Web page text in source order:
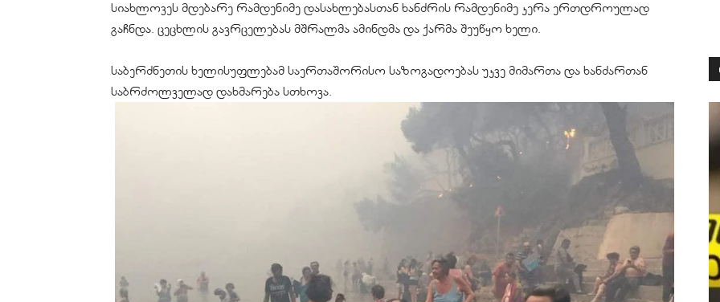
სიახლოვეს მდებარე რამდენიმე დასახლებასთან ხანძრის რამდენიმე კერა ერთდროულად
გაჩნდა. ცეცხლის გავრცელებას მშრალმა ამინდმა და ქარმა შეუწყო ხელი.
საბერძნეთის ხელისუფლებამ საერთაშორისო საზოგადოებას უკვე მიმართა და ხანძართან
საბრძოლველად დახმარება სთხოვა.